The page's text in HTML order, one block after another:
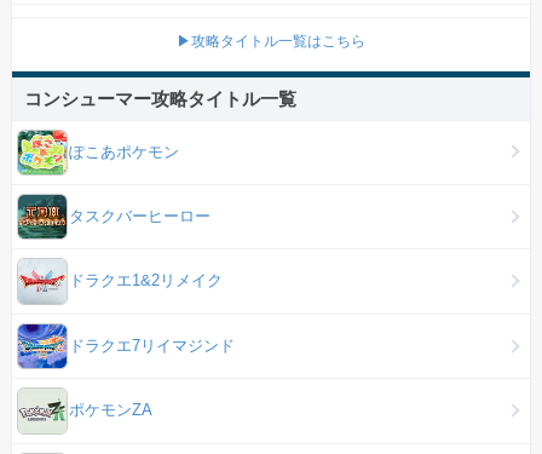
▶攻略タイトル一覧はこちら
コンシューマー攻略タイトル一覧
ぽこあポケモン
タスクバーヒーロー
ドラクエ1&2リメイク
ドラクエ7リイマジンド
ポケモンZA